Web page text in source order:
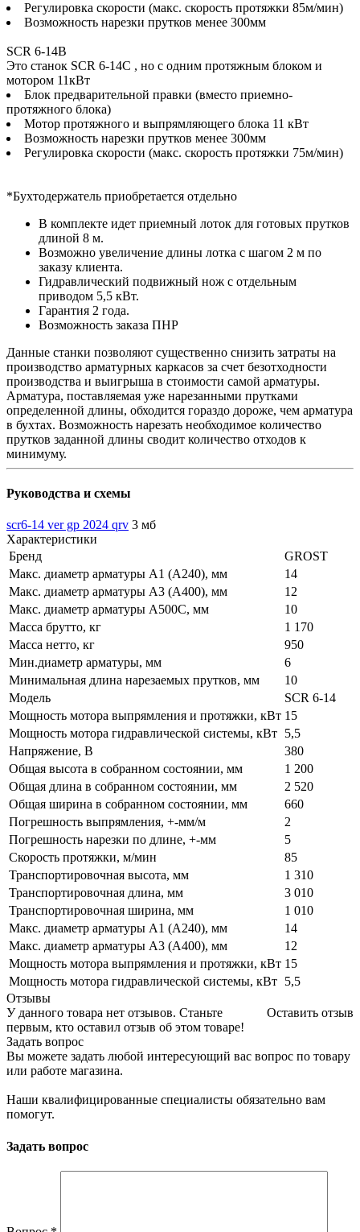
Регулировка скорости (макс. скорость протяжки 85м/мин)
Возможность нарезки прутков менее 300мм
SCR 6-14B
Это станок SCR 6-14С , но с одним протяжным блоком и
мотором 11кВт
Блок предварительной правки (вместо приемно-
протяжного блока)
Мотор протяжного и выпрямляющего блока 11 кВт
Возможность нарезки прутков менее 300мм
Регулировка скорости (макс. скорость протяжки 75м/мин)
*Бухтодержатель приобретается отдельно
В комплекте идет приемный лоток для готовых прутков
длиной 8 м.
Возможно увеличение длины лотка c шагом 2 м по
заказу клиента.
Гидравлический подвижный нож с отдельным
приводом 5,5 кВт.
Гарантия 2 года.
Возможность заказа ПНР
Данные станки позволяют существенно снизить затраты на
производство арматурных каркасов за счет безотходности
производства и выигрыша в стоимости самой арматуры.
Арматура, поставляемая уже нарезанными прутками
определенной длины, обходится гораздо дороже, чем арматура
в бухтах. Возможность нарезать необходимое количество
прутков заданной длины сводит количество отходов к
минимуму.
Руководства и схемы
scr6-14 ver gp 2024 qrv 3 мб
Характеристики
Бренд
GROST
Макс. диаметр арматуры A1 (A240), мм
14
Макс. диаметр арматуры A3 (A400), мм
12
Макс. диаметр арматуры A500C, мм
10
Масса брутто, кг
1 170
Масса нетто, кг
950
Мин.диаметр арматуры, мм
6
Минимальная длина нарезаемых прутков, мм
10
Модель
SCR 6-14
Мощность мотора выпрямления и протяжки, кВт 15
Мощность мотора гидравлической системы, кВт 5,5
Напряжение, В
380
Общая высота в собранном состоянии, мм
1 200
Общая длина в собранном состоянии, мм
2 520
Общая ширина в собранном состоянии, мм
660
Погрешность выпрямления, +-мм/м
2
Погрешность нарезки по длине, +-мм
5
Скорость протяжки, м/мин
85
Транспортировочная высота, мм
1 310
Транспортировочная длина, мм
3 010
Транспортировочная ширина, мм
1 010
Макс. диаметр арматуры A1 (A240), мм
14
Макс. диаметр арматуры A3 (A400), мм
12
Мощность мотора выпрямления и протяжки, кВт 15
Мощность мотора гидравлической системы, кВт 5,5
Отзывы
Оставить отзыв
У данного товара нет отзывов. Станьте
первым, кто оставил отзыв об этом товаре!
Задать вопрос
Вы можете задать любой интересующий вас вопрос по товару
или работе магазина.
Наши квалифицированные специалисты обязательно вам
помогут.
Задать вопрос